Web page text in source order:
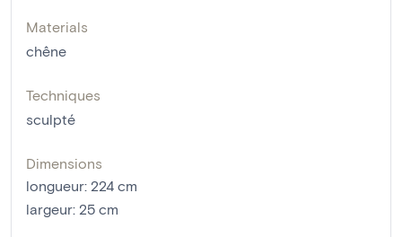
Materials
chêne
Techniques
sculpté
Dimensions
longueur: 224 cm
largeur: 25 cm